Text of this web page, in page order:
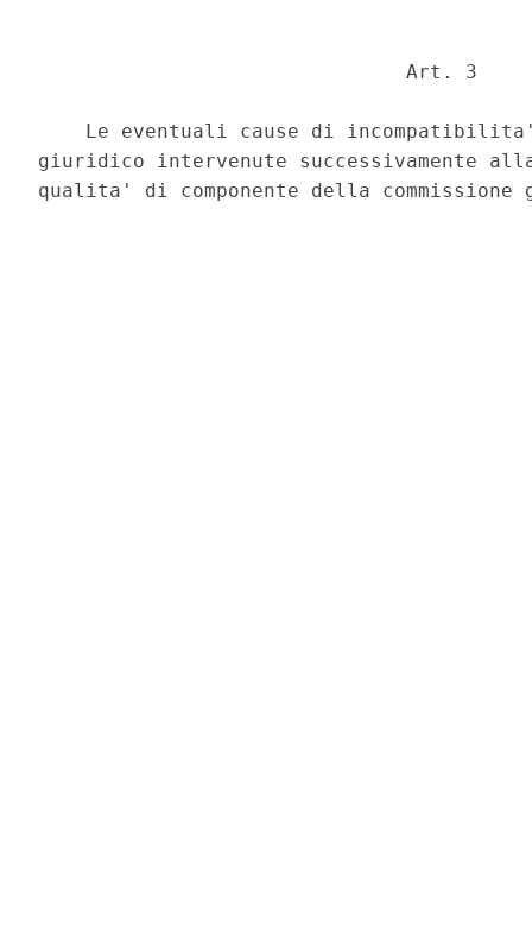
                               Art. 3
Le eventuali cause di
giuridico intervenute successivamente